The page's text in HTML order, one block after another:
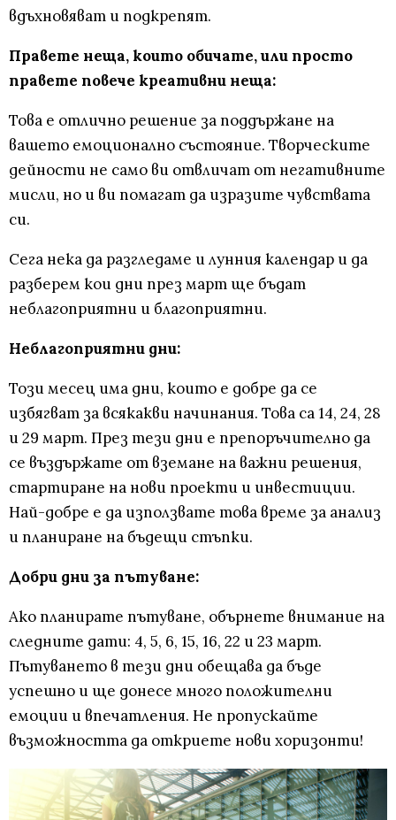
вдъхновяват и подкрепят.
Правете неща, които обичате, или просто
правете повече креативни неща:
Това е отлично решение за поддържане на
вашето емоционално състояние. Творческите
дейности не само ви отвличат от негативните
мисли, но и ви помагат да изразите чувствата
си.
Сега нека да разгледаме и лунния календар и да
разберем кои дни през март ще бъдат
неблагоприятни и благоприятни.
Неблагоприятни дни:
Този месец има дни, които е добре да се
избягват за всякакви начинания. Това са 14, 24, 28
и 29 март. През тези дни е препоръчително да
се въздържате от вземане на важни решения,
стартиране на нови проекти и инвестиции.
Най-добре е да използвате това време за анализ
и планиране на бъдещи стъпки.
Добри дни за пътуване:
Ако планирате пътуване, обърнете внимание на
следните дати: 4, 5, 6, 15, 16, 22 и 23 март.
Пътуването в тези дни обещава да бъде
успешно и ще донесе много положителни
емоции и впечатления. Не пропускайте
възможността да откриете нови хоризонти!